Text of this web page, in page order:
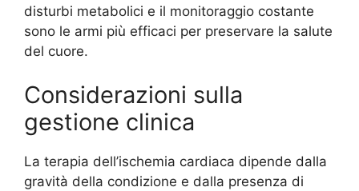
disturbi metabolici e il monitoraggio costante
sono le armi più efficaci per preservare la salute
del cuore.
Considerazioni sulla
gestione clinica
La terapia dell’ischemia cardiaca dipende dalla
gravità della condizione e dalla presenza di